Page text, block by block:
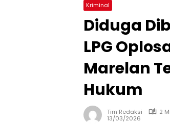
Kriminal
Diduga
LPG
Marelan
Hukum
Tim Redaksi
2
13/03/2026